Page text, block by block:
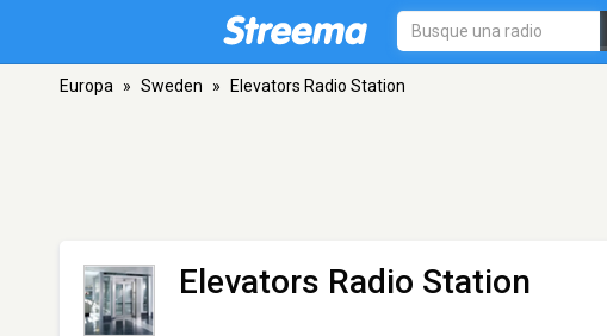
Europa » Sweden » Elevators Radio Station
Elevators Radio Station